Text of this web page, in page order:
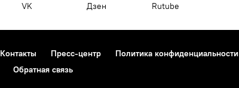
VK Дзен Rutube
Контакты Пресс-центр Политика конфиденциальности
Обратная связь